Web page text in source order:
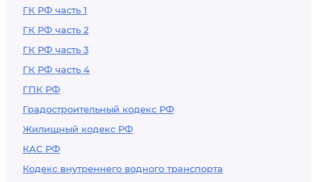
ГК РФ часть 1
ГК РФ часть 2
ГК РФ часть 3
ГК РФ часть 4
ГПК РФ
Градостроительный кодекс РФ
Жилищный кодекс РФ
КАС РФ
Кодекс внутреннего водного транспорта